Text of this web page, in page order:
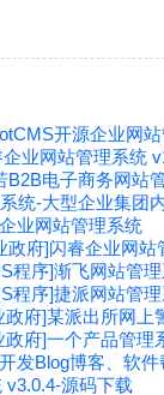
开源企业网
业网站管理系统
电子商务网站
统-大型企业集团
业网站管理系统
府]闪睿企业网站
程序]渐飞网站管
程序]捷派网站管
府]某派出所网上
府]一个产品管理
发Blog博客、软
源码下载